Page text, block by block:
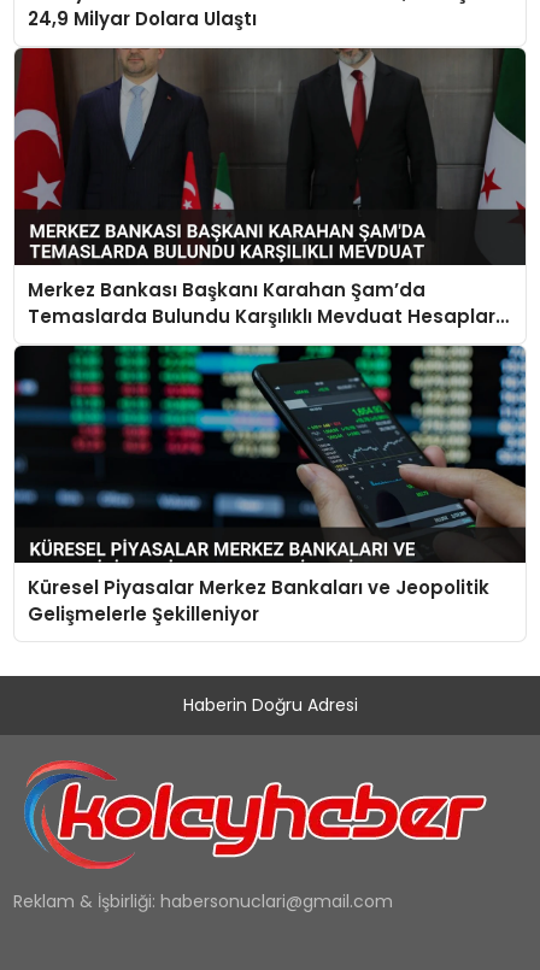
24,9 Milyar Dolara Ulaştı
Merkez Bankası Başkanı Karahan Şam’da
Temaslarda Bulundu Karşılıklı Mevduat Hesapları
Açılacak
Küresel Piyasalar Merkez Bankaları ve Jeopolitik
Gelişmelerle Şekilleniyor
Haberin Doğru Adresi
Reklam & İşbirliği: habersonuclari@gmail.com